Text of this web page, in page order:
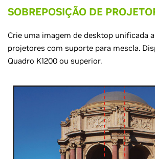
SOBREPOSIÇÃO DE
Crie uma imagem de desktop unificada
projetores com suporte para mescla.
Quadro K1200 ou superior.